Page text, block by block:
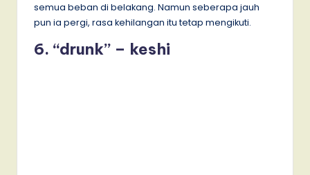
semua beban di belakang. Namun seberapa jauh
pun ia pergi, rasa kehilangan itu tetap mengikuti.
6. “drunk” – keshi